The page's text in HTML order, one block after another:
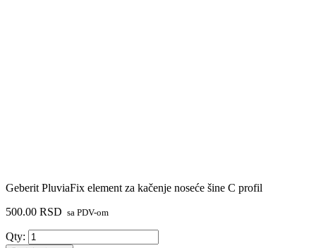
Geberit PluviaFix element za kačenje noseće šine C profil
500.00 RSD sa PDV-om
Qty: Geberit